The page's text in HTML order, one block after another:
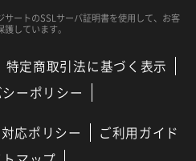
サートのSSLサーバ証明書を使用して、 お客
しています。
特定商取引法に基づく表示
ーポリシー
応ポリシー
ご利用ガイド